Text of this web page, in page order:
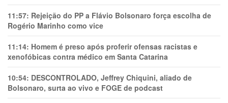
11:57: Rejeição do PP a Flávio Bolsonaro força escolha de
Rogério Marinho como vice
11:14: Homem é preso após proferir ofensas racistas e
xenofóbicas contra médico em Santa Catarina
10:54: DESCONTROLADO, Jeffrey Chiquini, aliado de
Bolsonaro, surta ao vivo e FOGE de podcast